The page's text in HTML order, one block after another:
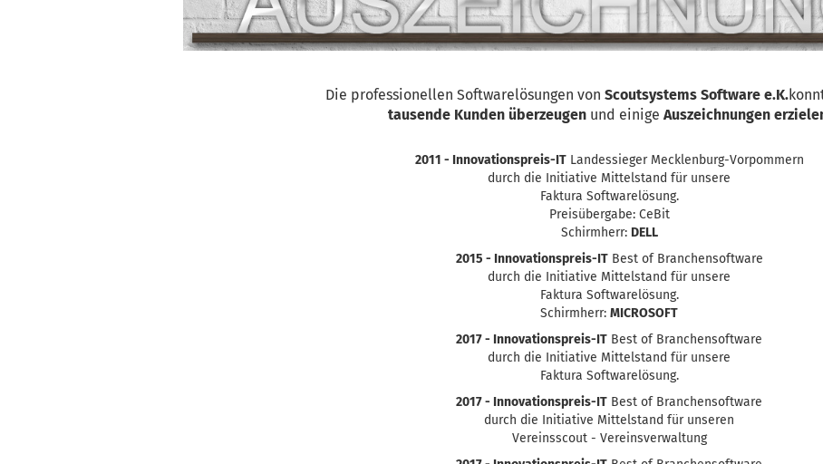
Die professionellen Softwarelösungen von Scoutsystems Software e.K.
tausende Kunden überzeugenund einige Auszeichnungen
2011 - Innovationspreis-ITLandessieger Mecklenburg-Vorpommern
durch die Initiative Mittelstand für unsere
Faktura Softwarelösung.
Preisübergabe: CeBit
Schirmherr: DELL
2015 - Innovationspreis-ITBest of Branchensoftware
durch die Initiative Mittelstand für unsere
Faktura Softwarelösung.
Schirmherr: MICROSOFT
2017 - Innovationspreis-IT Best of Branchensoftware
durch die Initiative Mittelstand für unsere
Faktura Softwarelösung.
2017 - Innovationspreis-IT Best of Branchensoftware
durch die Initiative Mittelstand für unseren
Vereinsscout - Vereinsverwaltung